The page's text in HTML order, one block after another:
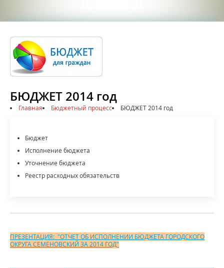
БЮДЖЕТ 2014 год
Главная Бюджетный процесс БЮДЖЕТ 2014 год
Бюджет
Исполнение бюджета
Уточнение бюджета
Реестр расходных обязательств
ПРЕЗЕНТАЦИЯ: "ОТЧЕТ ОБ ИСПОЛНЕНИИ БЮДЖЕТА ГОРОДСКОГО
ОКРУГА СЕМЕНОВСКИЙ ЗА 2014 ГОД"